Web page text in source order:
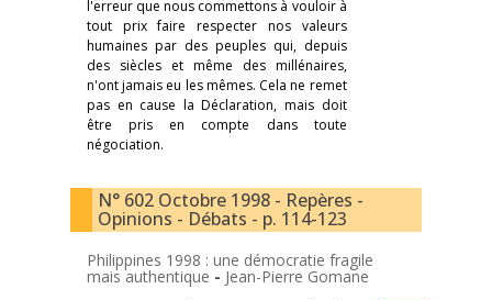
l'erreur que nous commettons à vouloir à
tout prix faire respecter nos valeurs
humaines par des peuples qui, depuis
des siècles et même des millénaires,
n'ont jamais eu les mêmes. Cela ne remet
pas en cause la Déclaration, mais doit
être pris en compte dans toute
négociation.
N° 602 Octobre 1998 - Repères -
Opinions - Débats - p. 114-123
Philippines 1998 : une démocratie fragile
mais authentique - Jean-Pierre Gomane